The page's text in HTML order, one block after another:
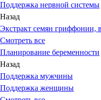
Поддержка нервной системы
Назад
Экстракт семян гриффонии,
Смотреть все
Планирование беременности
Назад
Поддержка мужчины
Поддержка женщины